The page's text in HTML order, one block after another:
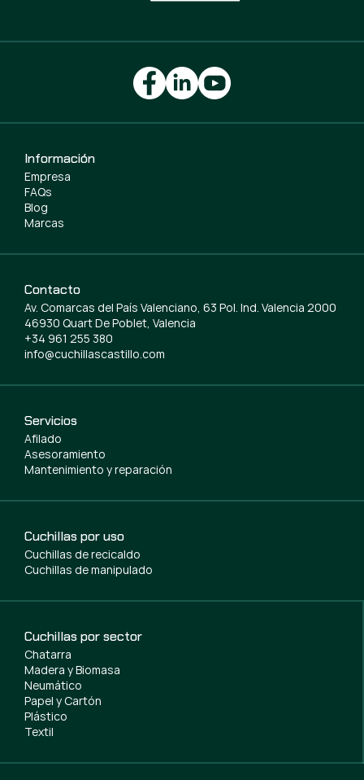
Servicios
Afilado
Asesoramiento
Mantenimiento y reparación
Cuchillas por uso
Cuchillas de recicaldo
Cuchillas de manipulado
Cuchillas por sector
Chatarra
Madera y Biomasa
Neumático
Papel y Cartón
Plástico
Textil
Información
Empresa
FAQs
Blog
Marcas
Contacto
Av. Comarcas del País Valenciano, 63 Pol. Ind. Valencia 2000
46930 Quart De Poblet, Valencia
+34 961 255 380
info@cuchillascastillo.com